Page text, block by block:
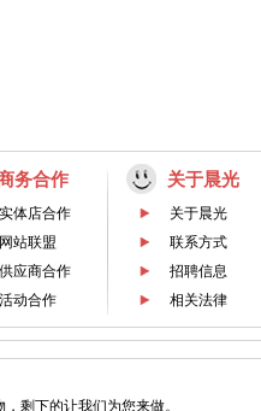
务合作
实体店合作
网站联盟
供应商合作
活动合作
关于晨光
关于晨光
联系方式
招聘信息
相关法律
剩下的让我们为您来做。